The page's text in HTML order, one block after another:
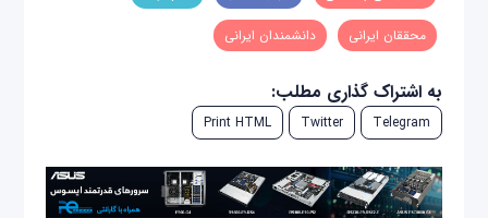
محققان ایرانی دانشمندان ایرانی
به اشتراک گذاری مطلب:
Telegram
Twitter
Print HTML